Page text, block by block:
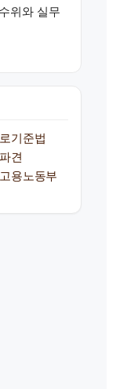
위와 실무
기준법
견
용노동부